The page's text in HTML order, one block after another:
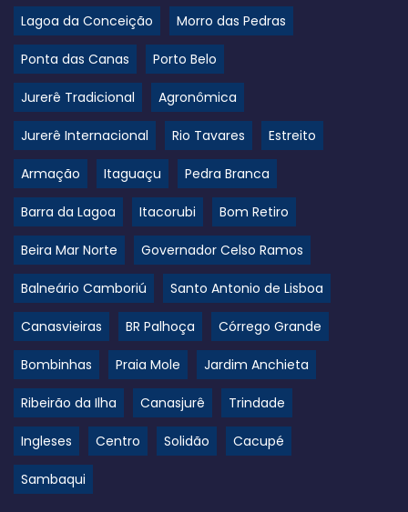
Lagoa da Conceição Morro das Pedras
Ponta das Canas Porto Belo
Jurerê Tradicional Agronômica
Jurerê Internacional Rio Tavares Estreito
Armação Itaguaçu Pedra Branca
Barra da Lagoa Itacorubi Bom Retiro
Beira Mar Norte Governador Celso Ramos
Balneário Camboriú Santo Antonio de Lisboa
Canasvieiras BR Palhoça Córrego Grande
Bombinhas Praia Mole Jardim Anchieta
Ribeirão da Ilha Canasjurê Trindade
Ingleses Centro Solidão Cacupé
Sambaqui